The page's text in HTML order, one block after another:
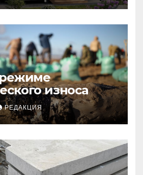
износа
РЕДАКЦИЯ